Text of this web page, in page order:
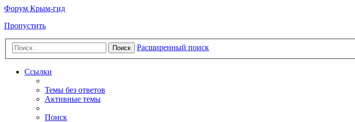
Форум Крым-гид
Пропустить
Поиск Расширенный поиск
Ссылки
Темы без ответов
Активные темы
Поиск